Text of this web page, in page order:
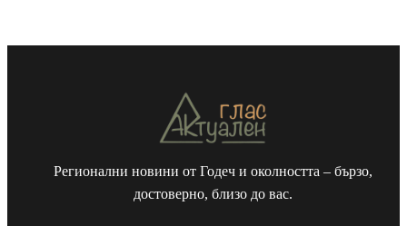
Регионални новини от Годеч и околността – бързо,
достоверно, близо до вас.